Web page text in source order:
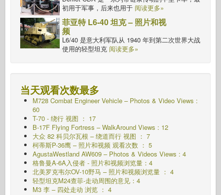
初用于军事，后来也用于 阅读更多»
菲亚特 L6-40 坦克 – 照片和视
频
L6/40 是意大利军队从 1940 年到第二次世界大战
使用的轻型坦克 阅读更多»
当天观看次数最多
M728 Combat Engineer Vehicle – Photos & Video Views :
60
T-70 - 绕行 视图 ： 17
B-17F Flying Fortress – WalkAround Views : 12
大众 82 科贝尔瓦根 – 绕道而行 视图 ： 7
柯蒂斯P-36鹰 – 照片和视频 观看次数 ： 5
AgustaWestland AW609 – Photos & Videos Views : 4
格鲁曼A-6A入侵者 - 照片和视频浏览量：4
北美罗克韦尔OV-10野马 – 照片和视频浏览量 ： 4
轻型坦克M24查菲-走动周围的意见：4
M3 李 – 四处走动 浏览 ： 4